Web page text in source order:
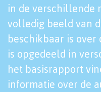
in de verschillende
volledig beeld van
beschikbaar is
is opgedeeld in
het basisrapport
informatie over de